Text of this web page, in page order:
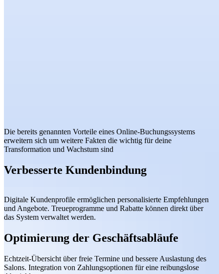
Die bereits genannten Vorteile eines Online-Buchungssystems
erweitern sich um weitere Fakten die wichtig für deine
Transformation und Wachstum sind
Verbesserte Kundenbindung
Digitale Kundenprofile ermöglichen personalisierte Empfehlungen
und Angebote. Treueprogramme und Rabatte können direkt über
das System verwaltet werden.
Optimierung der Geschäftsabläufe
Echtzeit-Übersicht über freie Termine und bessere Auslastung des
Salons. Integration von Zahlungsoptionen für eine reibungslose